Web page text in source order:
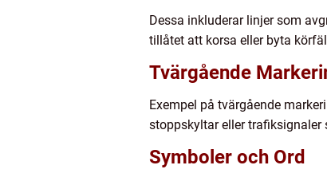
Dessa inkluderar linjer som
tillåtet att korsa eller byta
Tvärgående
Exempel på tvärgående
stoppskyltar eller
Symboler och Ord